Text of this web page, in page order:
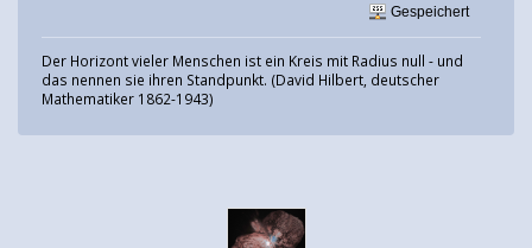
Gespeichert
Der Horizont vieler Menschen ist ein Kreis mit Radius null - und
das nennen sie ihren Standpunkt. (David Hilbert, deutscher
Mathematiker 1862-1943)